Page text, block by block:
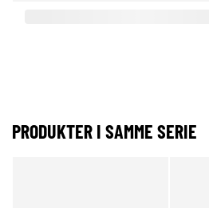
PRODUKTER I SAMME SERIE